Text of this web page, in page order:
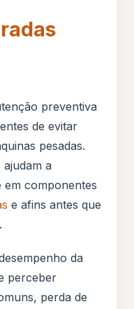
preventiva
de evitar
pesadas.
a
em componentes
e afins antes que
da
perceber
perda de